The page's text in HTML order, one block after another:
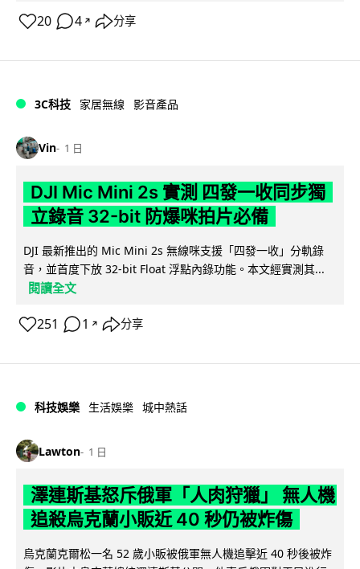
20 4 ↗ 分享
3C科技 家居無線 影音產品
Vin 1 日
DJI Mic Mini 2s 實測 四發一收同步獨
立錄音 32-bit 防爆咪拍片必備
DJI 最新推出的 Mic Mini 2s 無線咪支援「四發一收」分軌錄
音，並首度下放 32-bit Float 浮點內錄功能。本文經實測其...
閱讀全文
251 1 ↗ 分享
科技娛樂 生活娛樂 城中熱話
Lawton 1 日
澤連斯基怒斥俄軍「人肉狩獵」 無人機
追殺烏克蘭小販近 40 秒仍被炸傷
烏克蘭克爾松一名 52 歲小販被俄軍無人機追擊近 40 秒後被炸